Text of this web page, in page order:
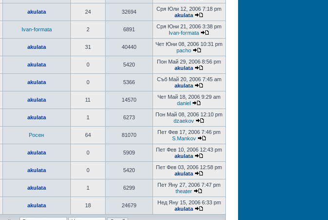
akulata 24 32694
Сря Юли 12, 2006 7:18 pm
akulata
Ivan-formata 2 6891
Сря Юни 21, 2006 3:38 pm
Ivan-formata
akulata 31 40440
Чет Юни 08, 2006 10:31 pm
pacho
akulata 0 5420
Пон Май 29, 2006 8:56 pm
akulata
akulata 0 5366
Съб Май 20, 2006 7:45 am
akulata
akulata 11 14570
Чет Май 18, 2006 9:29 am
daniel
akulata 1 6273
Пон Май 08, 2006 12:10 pm
dzaekov
Росен 64 81070
Пет Фев 17, 2006 7:46 pm
S.Mankov
akulata 0 5909
Пет Фев 10, 2006 12:43 pm
akulata
akulata 0 5420
Пет Фев 03, 2006 12:58 pm
akulata
akulata 1 6299
Пет Яну 27, 2006 7:47 pm
theater
akulata 18 24679
Нед Яну 15, 2006 6:33 pm
akulata